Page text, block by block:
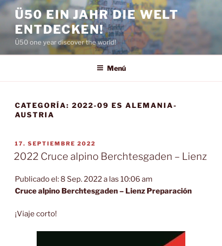
Saltar
contenido
Ü50 EIN JAHR DIE WELT
ENTDECKEN!
Ü50 one year discover the world!
Menú
CATEGORÍA: 2022-09 ES ALEMANIA-
AUSTRIA
PUBLICADO
EL
17. SEPTIEMBRE 2022
2022 Cruce alpino Berchtesgaden – Lienz
Publicado el: 8 Sep. 2022 a las 10:06 am
Cruce alpino Berchtesgaden – Lienz Preparación
¡Viaje corto!